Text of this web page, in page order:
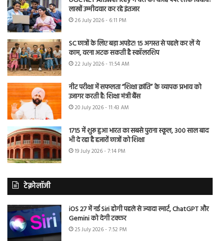
लाखों उम्मीदवार कर रहे इंतजार
26 July 2026 - 6:11 PM
SC छात्रों के लिए बड़ा अपडेट! 15 अगस्त से पहले कर लें ये
काम, वरना अटक सकती है स्कॉलरशिप
22 July 2026 - 11:54 AM
नीट परीक्षा में सफलता “शिक्षा क्रांति” के व्यापक प्रभाव को
उजागर करती है: शिक्षा मंत्री बैंस
20 July 2026 - 11:43 AM
1715 में शुरू हुआ भारत का सबसे पुराना स्कूल, 300 साल बाद
भी दे रहा है हजारों छात्रों को शिक्षा
19 July 2026 - 7:14 PM
टेक्नोलॉजी
iOS 27 में नई Siri होगी पहले से ज्यादा स्मार्ट, ChatGPT और
Gemini को देगी टक्कर
25 July 2026 - 7:52 PM